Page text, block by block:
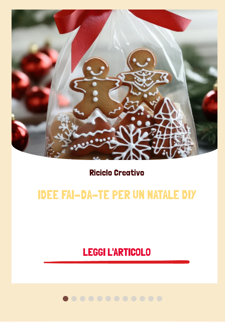
Riciclo Creativo
IDEE FAI-DA-TE PER UN NATALE DIY
LEGGI L'ARTICOLO